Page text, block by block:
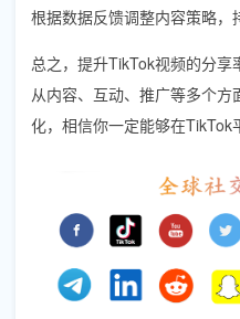
根据数据反馈调整内容策略，
总之，提升TikTok视频的分
从内容、互动、推广等多个
化，相信你一定能够在TikTok